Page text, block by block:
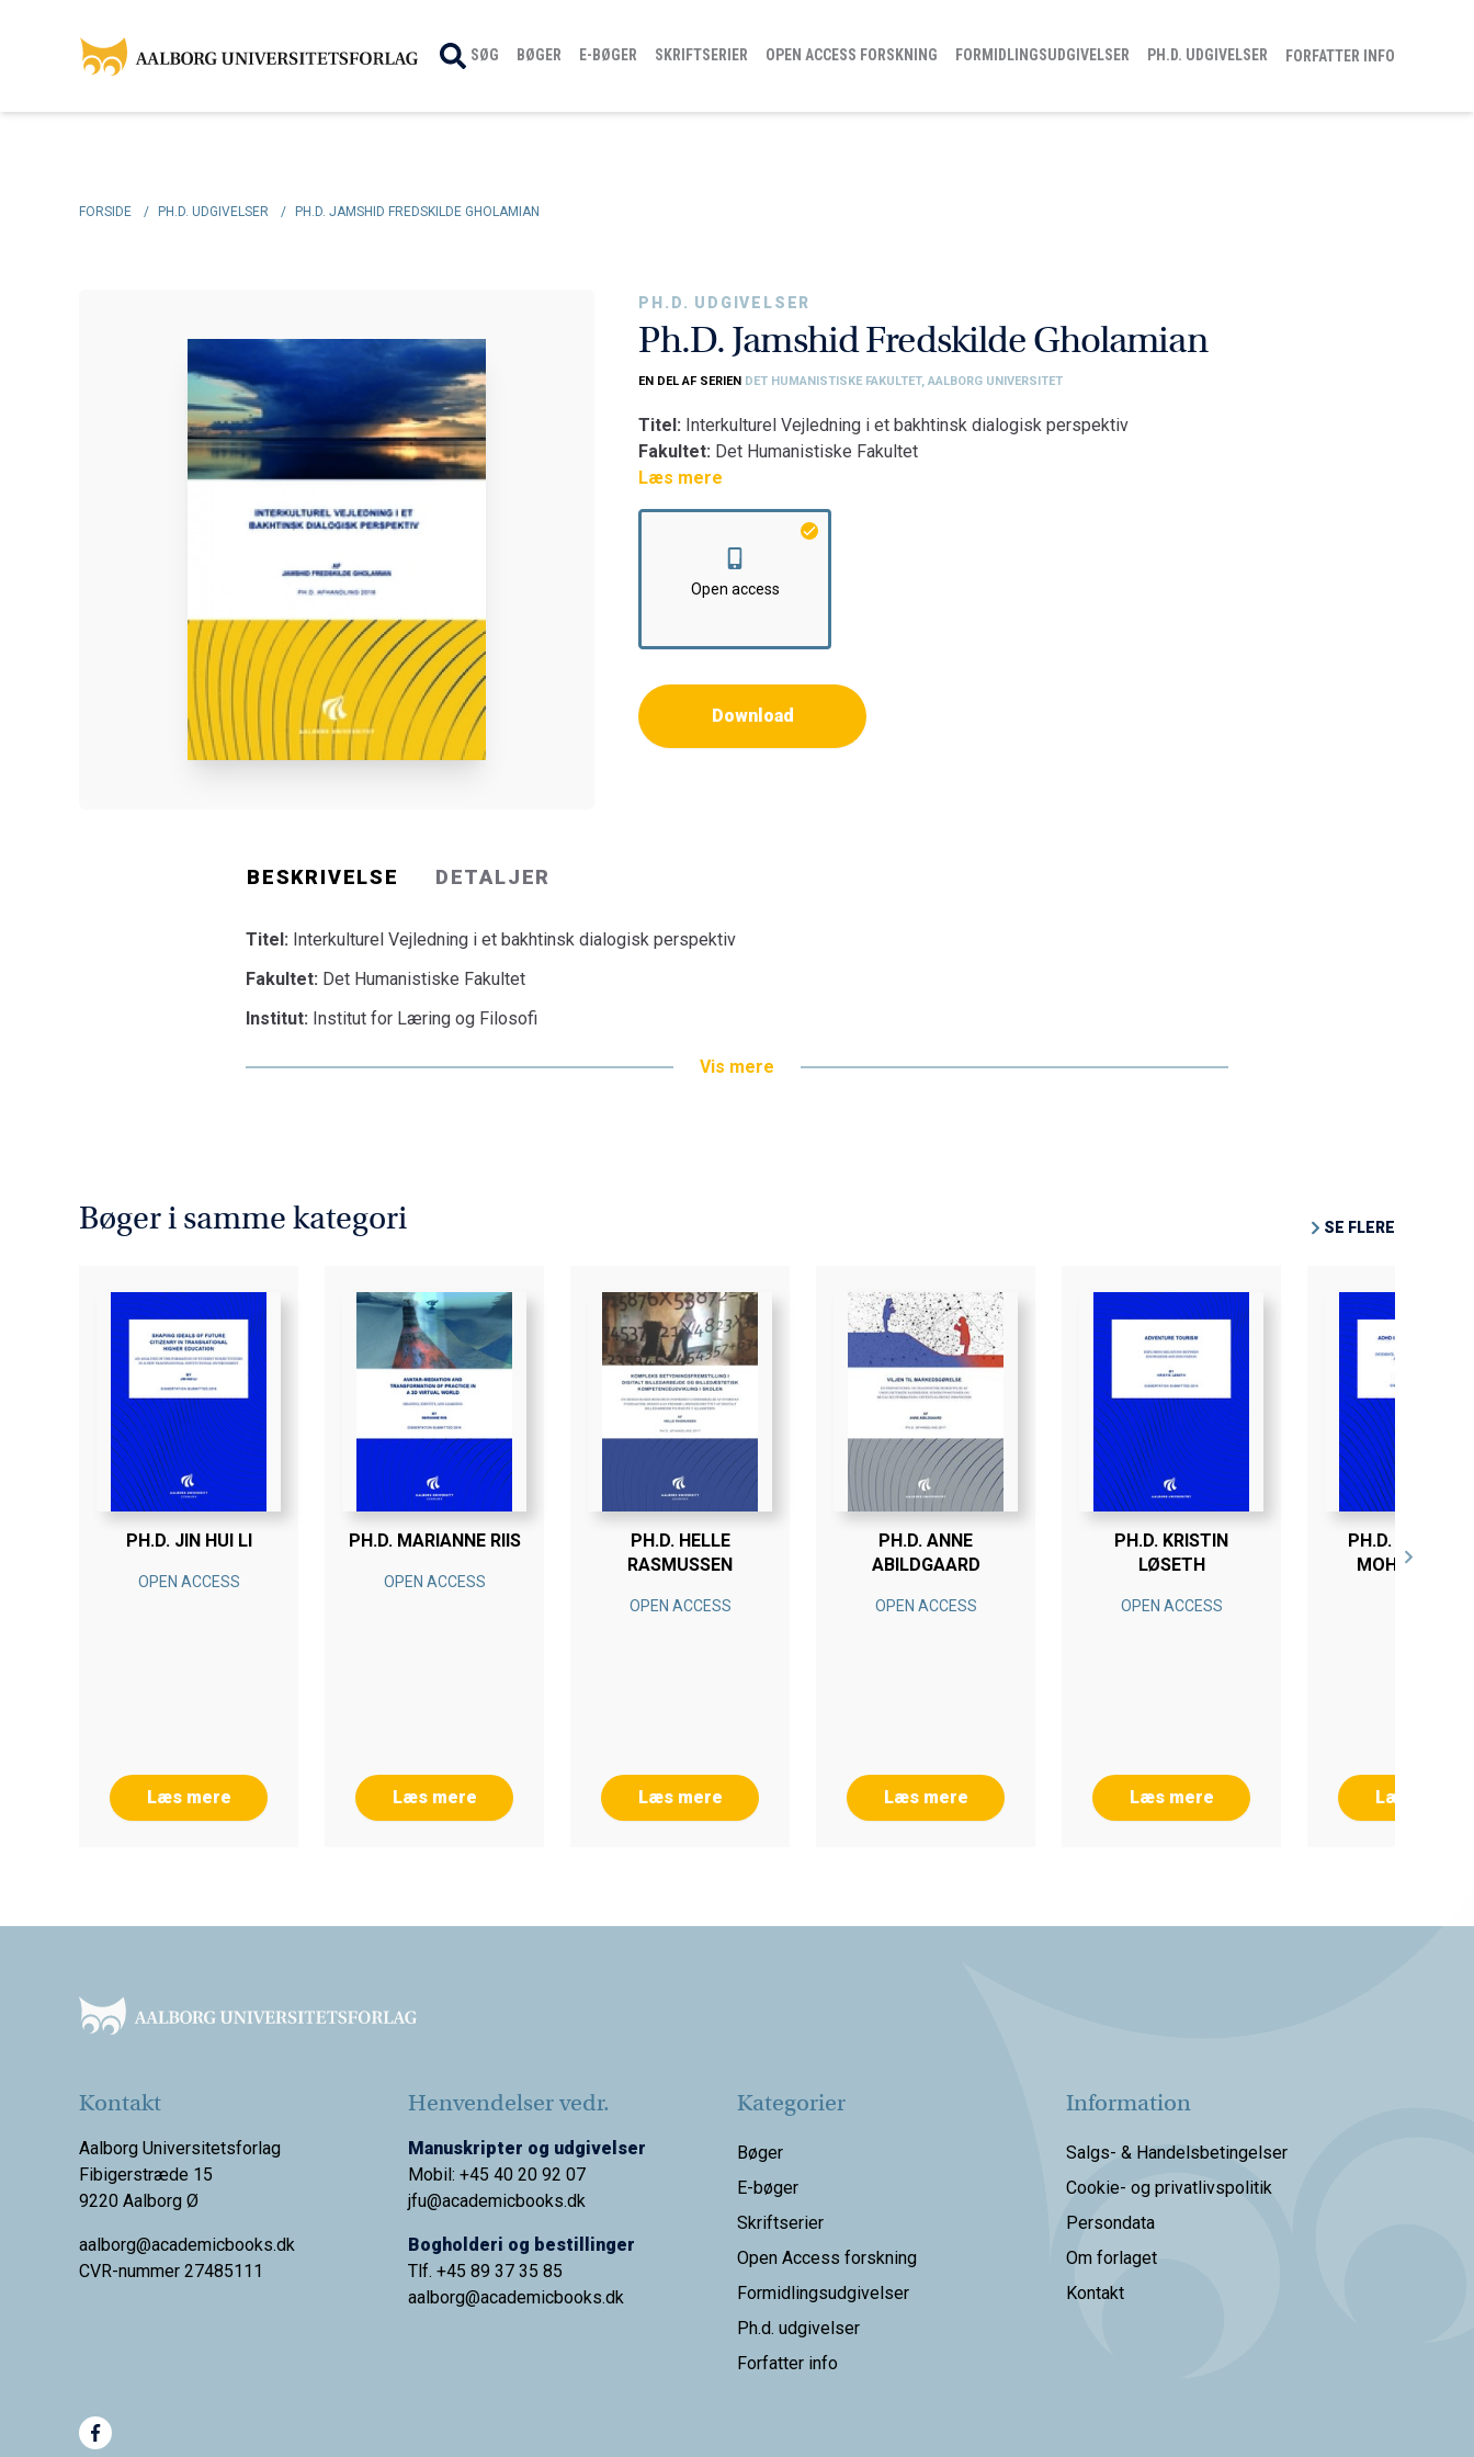
SØG BØGER E-BØGER SKRIFTSERIER OPEN ACCESS FORSKNING FORMIDLINGSUDGIVELSER PH.D. UDGIVELSER FORFATTER INFO
FORSIDE / PH.D. UDGIVELSER / PH.D. JAMSHID FREDSKILDE GHOLAMIAN
PH.D. UDGIVELSER
Ph.D. Jamshid Fredskilde Gholamian
EN DEL AF SERIEN DET HUMANISTISKE FAKULTET, AALBORG UNIVERSITET
Titel: Interkulturel Vejledning i et bakhtinsk dialogisk perspektiv
Fakultet: Det Humanistiske Fakultet
Institut:Institut for Læring og Filosofi
Læs mere
Open access
Download
BESKRIVELSE DETALJER
Titel: Interkulturel Vejledning i et bakhtinsk dialogisk perspektiv
Fakultet: Det Humanistiske Fakultet
Institut: Institut for Læring og Filosofi
Vis mere
Bøger i samme kategori SE FLERE
PH.D. JIN HUI LI
OPEN ACCESS
Læs mere
PH.D. MARIANNE RIIS
OPEN ACCESS
Læs mere
PH.D. HELLE
RASMUSSEN
OPEN ACCESS
Læs mere
PH.D. ANNE
ABILDGAARD
OPEN ACCESS
Læs mere
PH.D. KRISTIN
LØSETH
OPEN ACCESS
Læs mere
PH.D.
MOHR
Læs mere
Kontakt
Aalborg Universitetsforlag
Fibigerstræde 15
9220 Aalborg Ø
aalborg@academicbooks.dk
CVR-nummer 27485111
Henvendelser vedr.
Manuskripter og udgivelser
Mobil: +45 40 20 92 07
jfu@academicbooks.dk
Bogholderi og bestillinger
Tlf. +45 89 37 35 85
aalborg@academicbooks.dk
Kategorier
Bøger
E-bøger
Skriftserier
Open Access forskning
Formidlingsudgivelser
Ph.d. udgivelser
Forfatter info
Information
Salgs- & Handelsbetingelser
Cookie- og privatlivspolitik
Persondata
Om forlaget
Kontakt